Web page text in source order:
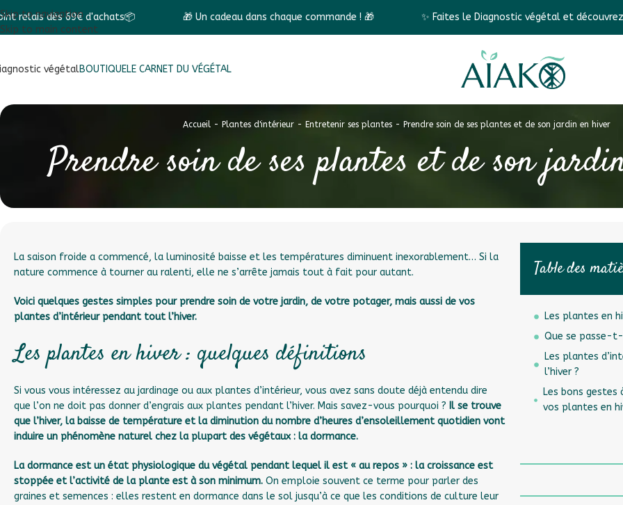
Skip to navigation
Skip to main content
🎁 Un cadeau dans chaque commande ! 🎁 ✨ Faites le Diagnostic végétal et découvrez vos conseils
végétalBOUTIQUELE CARNET DU VÉGÉTAL
Accueil- Plantes d'intérieur- Entretenir ses plantes- Prendre soin de ses plantes et de son jardin en hiver
Prendre soin de ses plantes et de son
La saison froide a commencé, la luminosité baisse et les températures diminuent inexorablement… Si la
nature commence à tourner au ralenti, elle ne s’arrête jamais tout à fait pour autant.
Voici quelques gestes simples pour prendre soin de votre jardin, de votre potager, mais aussi de vos
plantes d’intérieur pendant tout l’hiver.
Les plantes en hiver : quelques définitions
Si vous vous intéressez au jardinage ou aux plantes d’intérieur, vous avez sans doute déjà entendu dire
que l’on ne doit pas donner d’engrais aux plantes pendant l’hiver. Mais savez-vous pourquoi ? Il se trouve
que l’hiver, la baisse de température et la diminution du nombre d’heures d’ensoleillement quotidien vont
induire un phénomène naturel chez la plupart des végétaux : la dormance.
La dormance est un état physiologique du végétal pendant lequel il est « au repos » : la croissance est
stoppée et l’activité de la plante est à son minimum. On emploie souvent ce terme pour parler des
graines et semences : elles restent en dormance dans le sol jusqu’à ce que les conditions de culture leur
Table des
Les plantes en
Que se passe-
Les plantes
l’hiver ?
Les bons gestes
vos plantes en